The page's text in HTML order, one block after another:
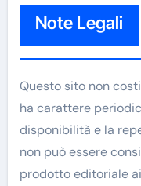
Note Legali
Questo sito non
ha carattere
disponibilità e la
non può essere
prodotto editoriale